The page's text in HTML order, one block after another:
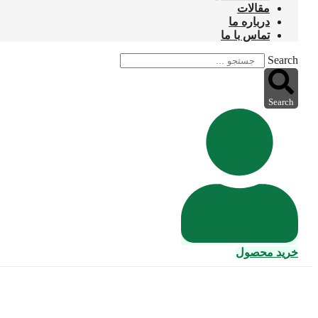
مقالات
درباره ما
تماس با ما
Search
Search
خرید محصول